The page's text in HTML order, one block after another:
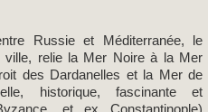
Russie et Méditerranée, le
relie la Mer Noire à la Mer
des Dardanelles et la Mer de
historique, fascinante et